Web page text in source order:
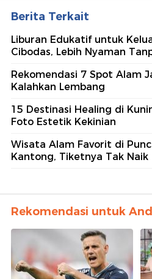
Berita Terkait
Liburan Edukatif untuk
Cibodas, Lebih Nyaman
Rekomendasi 7 Spot Alam
Kalahkan Lembang
15 Destinasi Healing di
Foto Estetik Kekinian
Wisata Alam Favorit di
Kantong, Tiketnya Tak Naik
Rekomendasi untuk